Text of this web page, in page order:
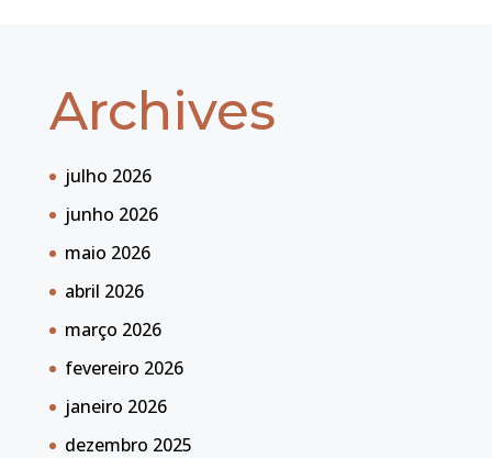
Archives
julho 2026
junho 2026
maio 2026
abril 2026
março 2026
fevereiro 2026
janeiro 2026
dezembro 2025